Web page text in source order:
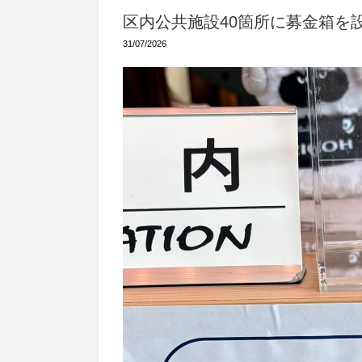
区内公共施設40箇所に募金箱を
31/07/2026